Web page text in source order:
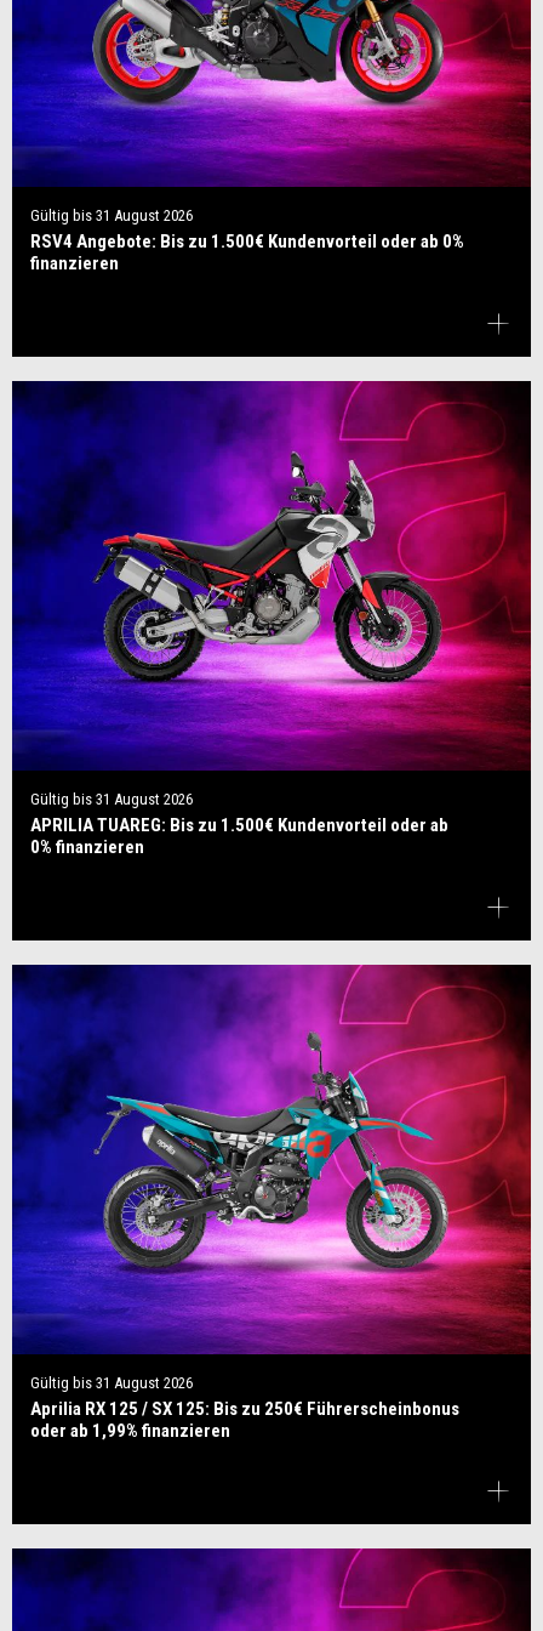
Gültig bis 31 August 2026
RSV4 Angebote: Bis zu 1.500€ Kundenvorteil oder ab 0%
finanzieren
Gültig bis 31 August 2026
APRILIA TUAREG: Bis zu 1.500€ Kundenvorteil oder ab
0% finanzieren
Gültig bis 31 August 2026
Aprilia RX 125 / SX 125: Bis zu 250€ Führerscheinbonus
oder ab 1,99% finanzieren